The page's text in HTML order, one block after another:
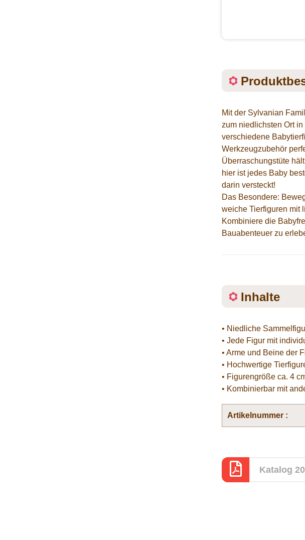
Mit der Sylvanian
zum niedlichsten Ort
verschiedene
Werkzeugzubehör
Überraschungstüte
hier ist jedes Baby
darin versteckt!
Das Besondere:
weiche Tierfiguren mit
Kombiniere die
Bauabenteuer zu
Inhalte
• Niedliche
• Jede Figur mit
• Arme und Beine der
• Hochwertige
• Figurengröße ca. 4
• Kombinierbar mit
Artikelnummer :
Katalog